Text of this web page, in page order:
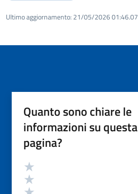
Ultimo aggiornamento: 21/05/2026 01:46.07
Quanto sono chiare le
informazioni su questa
pagina?
Valutazione